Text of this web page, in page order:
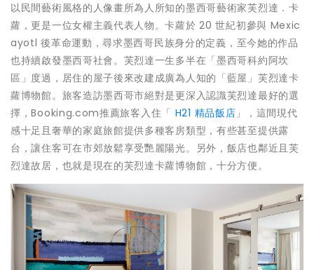
以民間藝術風格的人像畫所為人所知的墨西哥藝術家芙烈達．卡
蘿，更是一位女權主義代表人物。卡蘿於 20 世紀初參與 Mexic
ayotl 後革命運動，尋求墨西哥民族身分的定義，至今她的作品
也持續啟發墨西哥社會。芙烈達一生多半在「墨西哥科約阿坎
區」度過，居住的屋子後來改建成廣為人知的「藍屋」芙烈達卡
蘿博物館。旅客造訪墨西哥市絕對是更深入認識芙烈達最好的選
擇，Booking.com推薦旅客入住「 H21 精品飯店」
，這間現代
感十足且奢華的家庭旅館提供多種客房類型，有些甚至提供露
台，讓住客可在市郊放鬆享受艷麗陽光。另外，飯店也鄰近且芙
烈達故居，也就是現在的芙烈達卡蘿博物館，十分方便。